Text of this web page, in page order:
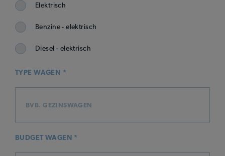
Elektrisch
Benzine - elektrisch
Diesel - elektrisch
TYPE WAGEN *
BUDGET WAGEN *